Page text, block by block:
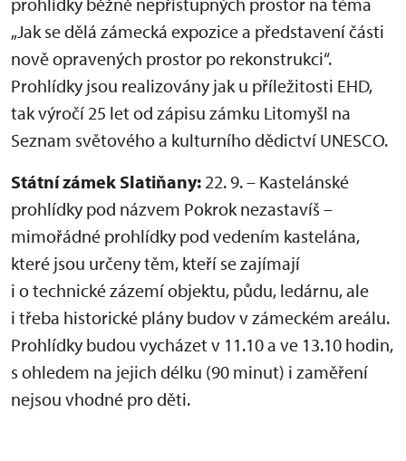
„Jak se dělá zámecká expozice a představení části
nově opravených prostor po rekonstrukci“.
Prohlídky jsou realizovány jak u příležitosti EHD,
tak výročí 25 let od zápisu zámku Litomyšl na
Seznam světového a kulturního dědictví UNESCO.
Státní zámek Slatiňany: 22. 9. – Kastelánské
prohlídky pod názvem Pokrok nezastavíš –
mimořádné prohlídky pod vedením kastelána,
které jsou určeny těm, kteří se zajímají
i o technické zázemí objektu, půdu, ledárnu, ale
i třeba historické plány budov v zámeckém areálu.
Prohlídky budou vycházet v 11.10 a ve 13.10 hodin,
s ohledem na jejich délku (90 minut) i zaměření
nejsou vhodné pro děti.